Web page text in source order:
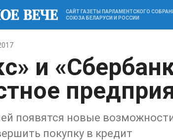
САЙТ ГАЗЕТЫ ПАРЛАМЕНТСКОГО
СОЮЗА БЕЛАРУСИ И РОССИИ
и
появятся новые
покупку в кредит